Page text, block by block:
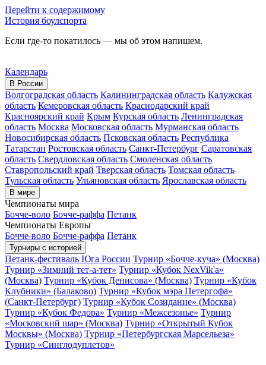
Перейти к содержимому
История боулспорта
Если где-то покатилось — мы об этом напишем.
Календарь
В России
Волгоградская область Калининградская область Калужская
область Кемеровская область Краснодарский край
Красноярский край Крым Курская область Ленинградская
область Москва Московская область Мурманская область
Новосибирская область Псковская область Республика
Татарстан Ростовская область Санкт-Петербург Саратовская
область Свердловская область Смоленская область
Ставропольский край Тверская область Томская область
Тульская область Ульяновская область Ярославская область
В мире
Чемпионаты мира
Бочче-воло Бочче-раффа Петанк
Чемпионаты Европы
Бочче-воло Бочче-раффа Петанк
Турниры с историей
Петанк-фестиваль Юга России Турнир «Бочче-куча» (Москва)
Турнир «Зимний тет-а-тет» Турнир «Кубок NexVik'a»
(Москва) Турнир «Кубок Денисова» (Москва) Турнир «Кубок
Клубники» (Балаково) Турнир «Кубок мэра Петергофа»
(Санкт-Петербург) Турнир «Кубок Созидание» (Москва)
Турнир «Кубок Федора» Турнир «Межсезонье» Турнир
«Московский шар» (Москва) Турнир «Открытый Кубок
Москвы» (Москва) Турнир «Петербургская Марсельеза»
Турнир «Синглодуплетов»